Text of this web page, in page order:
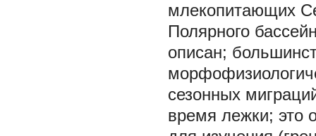
млекопитающих
Полярного
описан;
сезонных
время лежки; это